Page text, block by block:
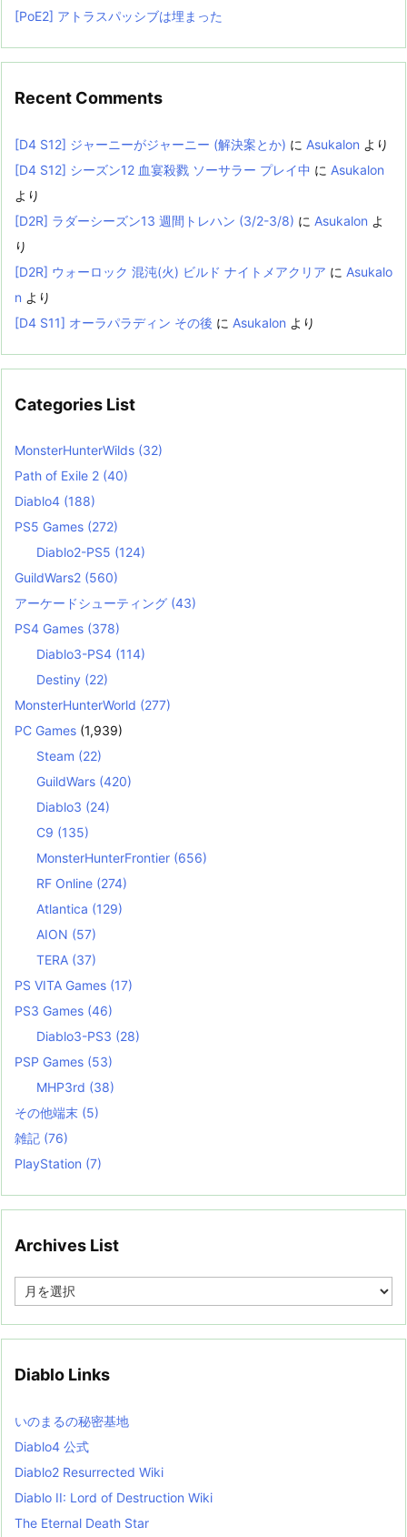
[PoE2] アトラスパッシブは埋まった
Recent Comments
[D4 S12] ジャーニーがジャーニー (解決案とか) に Asukalon より
[D4 S12] シーズン12 血宴殺戮 ソーサラー プレイ中 に Asukalon
より
[D2R] ラダーシーズン13 週間トレハン (3/2-3/8) に Asukalon よ
り
[D2R] ウォーロック 混沌(火) ビルド ナイトメアクリア に Asukalo
n より
[D4 S11] オーラパラディン その後 に Asukalon より
Categories List
MonsterHunterWilds (32)
Path of Exile 2 (40)
Diablo4 (188)
PS5 Games (272)
Diablo2-PS5 (124)
GuildWars2 (560)
アーケードシューティング (43)
PS4 Games (378)
Diablo3-PS4 (114)
Destiny (22)
MonsterHunterWorld (277)
PC Games (1,939)
Steam (22)
GuildWars (420)
Diablo3 (24)
C9 (135)
MonsterHunterFrontier (656)
RF Online (274)
Atlantica (129)
AION (57)
TERA (37)
PS VITA Games (17)
PS3 Games (46)
Diablo3-PS3 (28)
PSP Games (53)
MHP3rd (38)
その他端末 (5)
雑記 (76)
PlayStation (7)
Archives List
e
i
s
t
Diablo Links
いのまるの秘密基地
Diablo4 公式
Diablo2 Resurrected Wiki
Diablo II: Lord of Destruction Wiki
The Eternal Death Star